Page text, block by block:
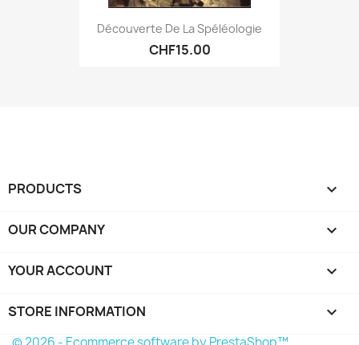
Découverte De La Spéléologie
CHF15.00
PRODUCTS 
OUR COMPANY 
YOUR ACCOUNT 
STORE INFORMATION keyboard_arrow_down